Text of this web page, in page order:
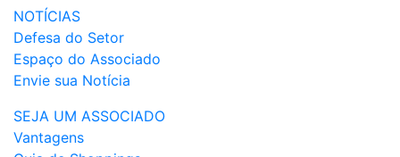
NOTÍCIAS
Defesa do Setor
Espaço do Associado
Envie sua Notícia
SEJA UM ASSOCIADO
Vantagens